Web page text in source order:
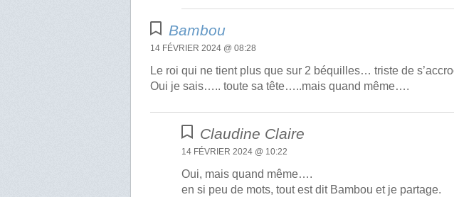
Bambou
14 FÉVRIER 2024 @ 08:28
Le roi qui ne tient plus que sur 2 béquilles… triste de
Oui je sais….. toute sa tête…..mais quand même….
Claudine Claire
14 FÉVRIER 2024 @ 10:22
Oui, mais quand même….
en si peu de mots, tout est dit Bambou et je partage.